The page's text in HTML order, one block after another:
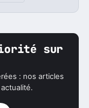
sur
: nos articles